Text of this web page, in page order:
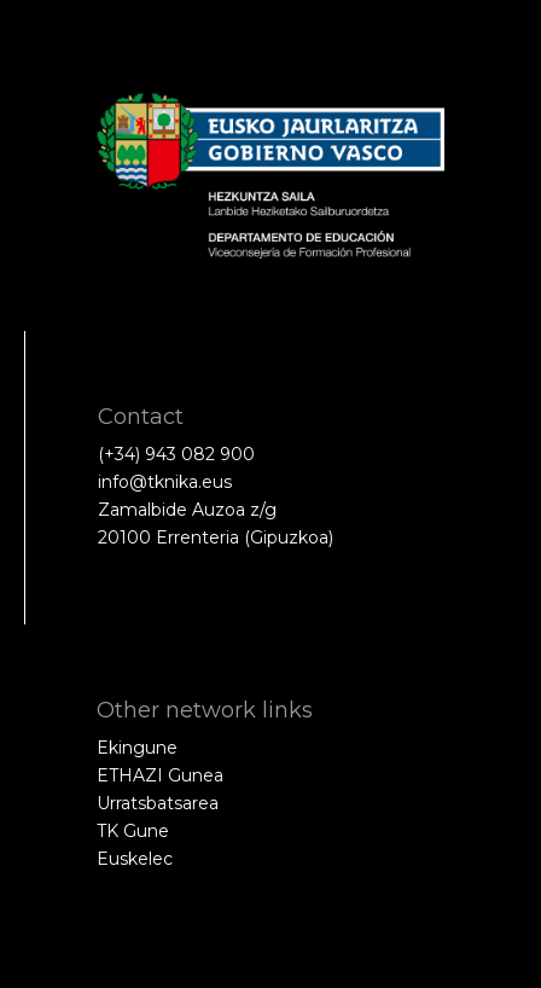
Contact
(+34) 943 082 900
info@tknika.eus
Zamalbide Auzoa z/g
20100 Errenteria (Gipuzkoa)
Other network links
Ekingune
ETHAZI Gunea
Urratsbatsarea
TK Gune
Euskelec